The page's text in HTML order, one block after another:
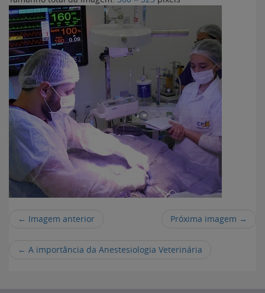
← Imagem anterior Próxima imagem →
← A importância da Anestesiologia Veterinária